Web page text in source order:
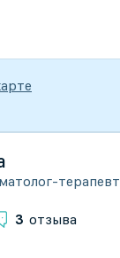
терапевт
3 отзыва